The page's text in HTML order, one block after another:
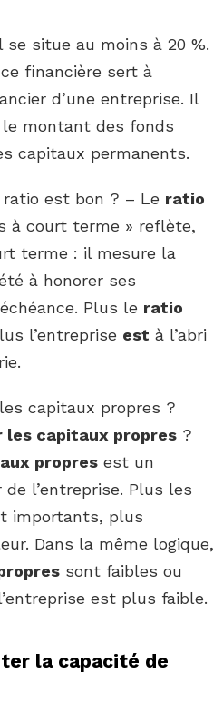
se situe au moins à 20 %.
financière sert à
d’une entreprise. Il
montant des fonds
capitaux permanents.
est bon ? – Le ratio
à court terme » reflète,
terme : il mesure la
à honorer ses
Plus le ratio
l’entreprise est à l’abri
capitaux propres ?
capitaux propres ?
propres est un
l’entreprise. Plus les
importants, plus
Dans la même logique,
sont faibles ou
est plus faible.
la capacité de